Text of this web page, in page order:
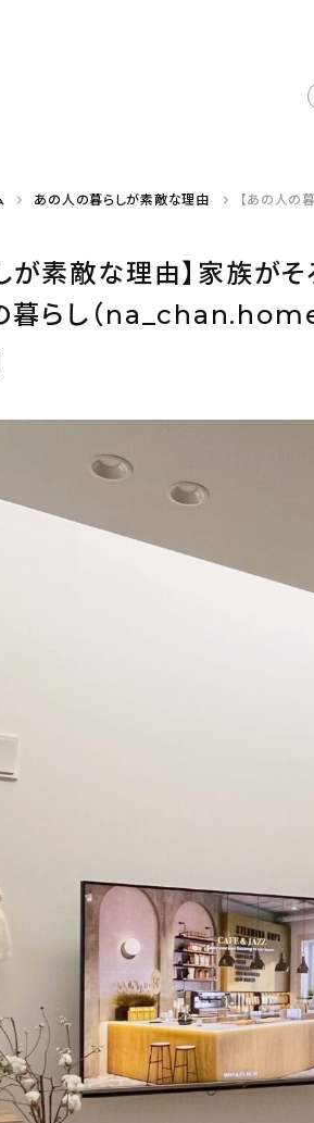
あの人の暮らしが素敵な理由 【あの人の
が素敵な理由】家族が
暮らし（na_chan.home